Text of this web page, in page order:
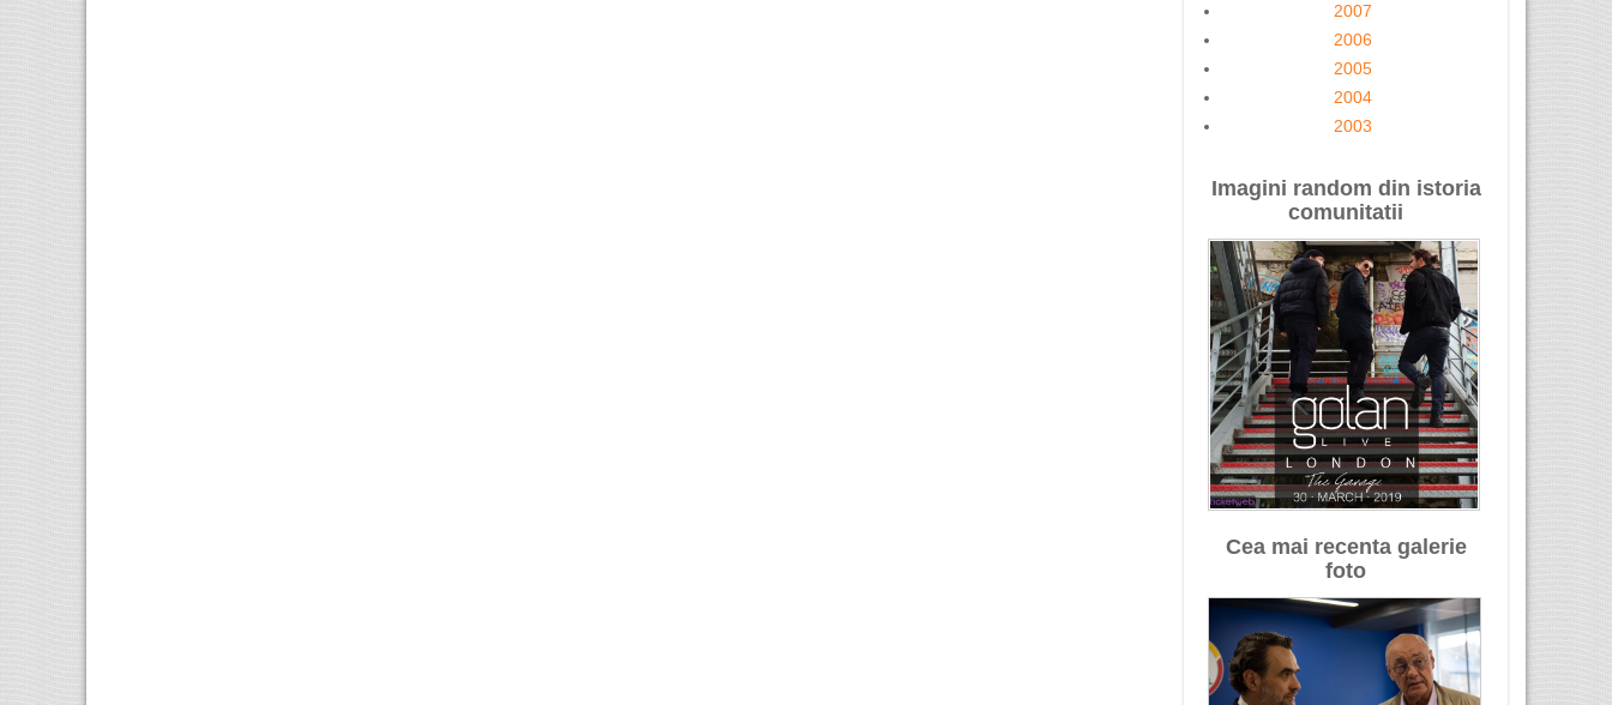
2007
2006
2005
2004
2003
Imagini random din istoria
comunitatii
Cea mai recenta galerie
foto